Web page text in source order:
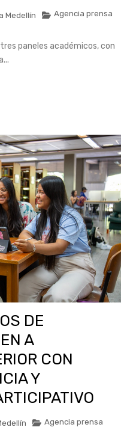
Medellín
Agencia prensa
paneles académicos, con
DE
A
CON
Y
Agencia prensa